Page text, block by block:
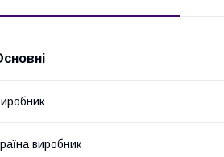
виробник